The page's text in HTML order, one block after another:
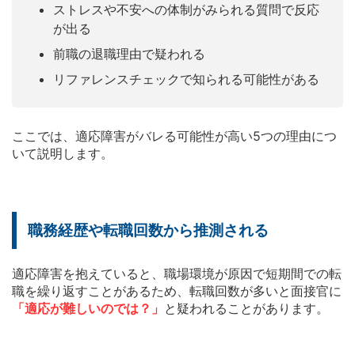
ストレスや不安への体制がみられる質問で反応
が出る
前職の退職理由で疑われる
リファレンスチェックで知られる可能性がある
ここでは、適応障害がバレる可能性が高い5つの理由につ
いて説明します。
職務経歴や転職回数から推測される
適応障害を抱えていると、職場環境が原因で短期間での転
職を繰り返すことがあるため、転職回数が多いと面接官に
「適応が難しいのでは？」 と疑われることがあります。